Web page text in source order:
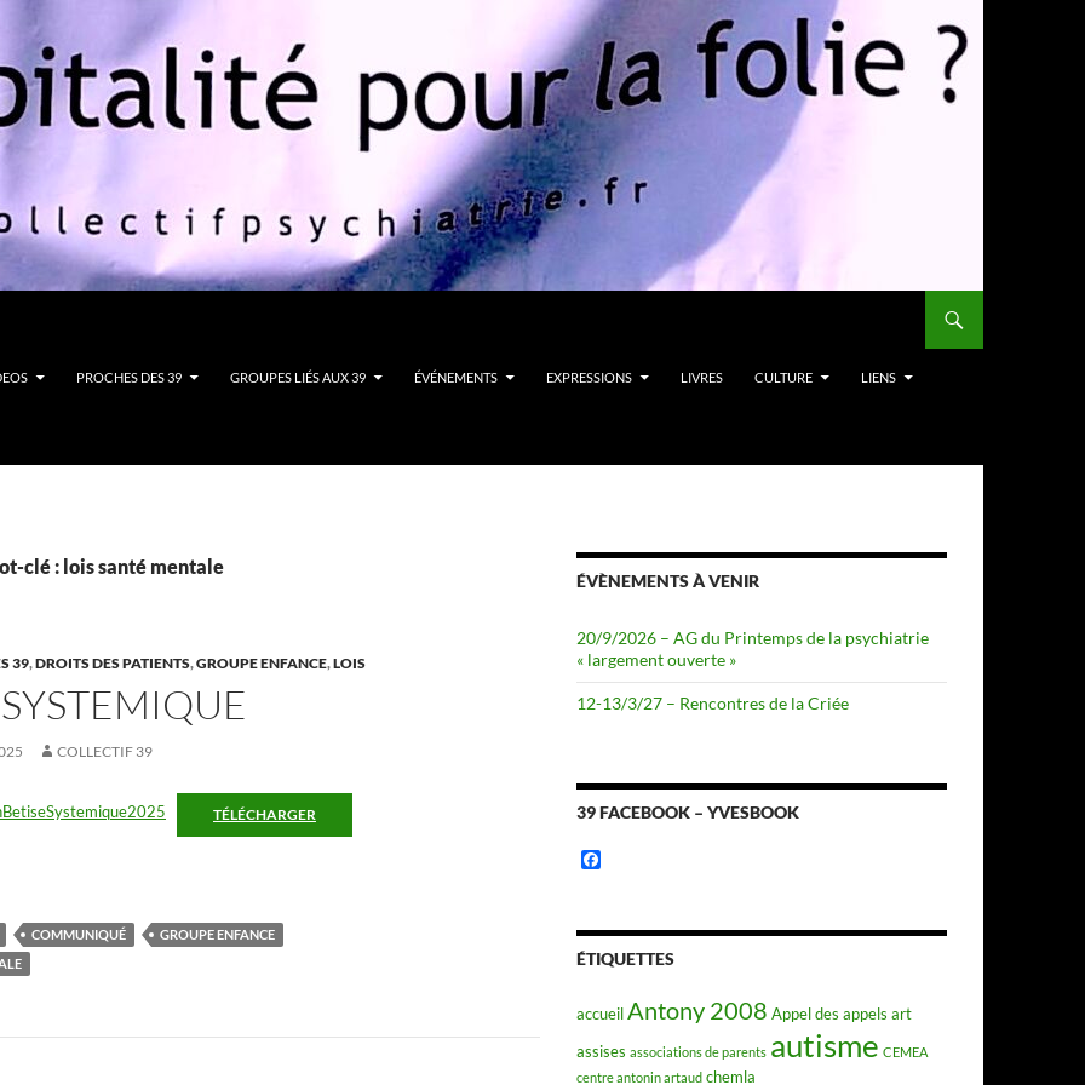
PROCHES DES 39 GROUPES LIÉS AUX 39 ÉVÉNEMENTS EXPRESSIONS LIVRES CULTURE LIENS
clé : lois santé mentale
39,DROITS DES PATIENTS,GROUPE ENFANCE,LOIS
COLLECTIF 39
TÉLÉCHARGER
COMMUNIQUÉ
GROUPE ENFANCE
ÉVÈNEMENTS À VENIR
20/9/2026 – AG du Printemps de la psychiatrie
« largement ouverte »
12-13/3/27 – Rencontres de la Criée
39 FACEBOOK – YVESBOOK
b
o
ÉTIQUETTES
accueilAntony 2008 Appel des appels art
assises associations de parents autisme CEMEA
centre antonin artaud chemla